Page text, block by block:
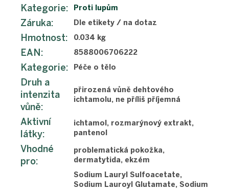
Kategorie: Proti lupům
Záruka: Dle etikety / na dotaz
Hmotnost: 0.034 kg
EAN: 8588006706222
Kategorie: Péče o tělo
Druh a
intenzita
vůně:
přirozená vůně dehtového
ichtamolu, ne příliš příjemná
Aktivní
látky:
ichtamol, rozmarýnový extrakt,
pantenol
Vhodné
pro:
problematická pokožka,
dermatytida, ekzém
Sodium Lauryl Sulfoacetate,
Sodium Lauroyl Glutamate, Sodium